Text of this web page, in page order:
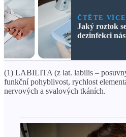
ČTĚTE VÍCE
Jaký roztok
dezinfekci
(1) LABILITA (z lat. labilis –
funkční pohyblivost, rychlost
nervových a svalových tkáních.